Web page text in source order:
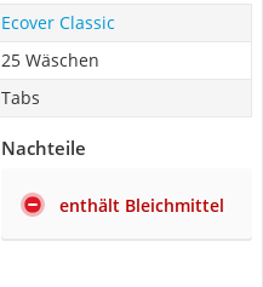
Ecover Classic
25 Wäschen
Tabs
Nachteile
enthält Bleichmittel